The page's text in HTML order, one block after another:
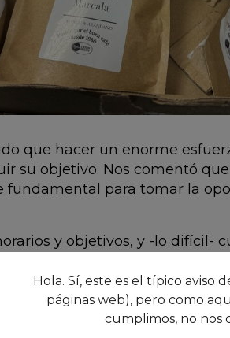
que hacer un enorme
su objetivo. Nos comentó
fundamental para tomar la
y objetivos, y -lo difícil-
no ir dando saltos.
que tuvo un poco de
parecía que no iba a llegar
Hola. Sí, este es el típico aviso
páginas web), pero como
cumplimos, no nos